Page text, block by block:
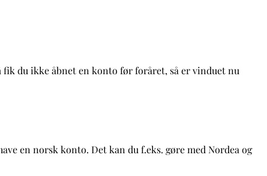
du ikke åbnet en konto før foråret, så er vinduet nu
en norsk konto. Det kan du f.eks. gøre med Nordea og